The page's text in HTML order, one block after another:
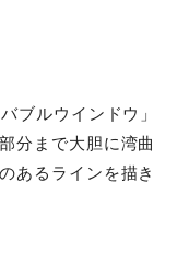
ブルウインドウ」
分まで大胆に湾曲
あるラインを描き